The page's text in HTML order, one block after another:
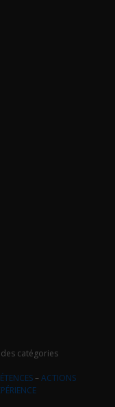
catégories
–ACTIONS